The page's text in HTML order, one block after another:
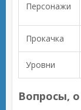
Персонажи
Прокачка
Уровни
Вопросы,